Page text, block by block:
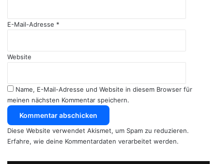
E-Mail-Adresse *
Website
Name, E-Mail-Adresse und Website in diesem Browser für
meinen nächsten Kommentar speichern.
Diese Website verwendet Akismet, um Spam zu reduzieren.
Erfahre, wie deine Kommentardaten verarbeitet werden.